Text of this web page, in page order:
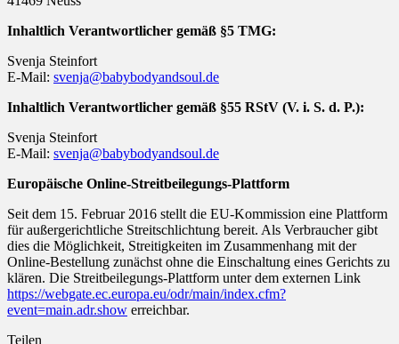
Inhaltlich Verantwortlicher gemäß §5 TMG:
Svenja Steinfort
E-Mail: svenja@babybodyandsoul.de
Inhaltlich Verantwortlicher gemäß §55 RStV (V. i. S. d. P.):
Svenja Steinfort
E-Mail: svenja@babybodyandsoul.de
Europäische Online-Streitbeilegungs-Plattform
Seit dem 15. Februar 2016 stellt die EU-Kommission eine Plattform
für außergerichtliche Streitschlichtung bereit. Als Verbraucher gibt
dies die Möglichkeit, Streitigkeiten im Zusammenhang mit der
Online-Bestellung zunächst ohne die Einschaltung eines Gerichts zu
klären. Die Streitbeilegungs-Plattform unter dem externen Link
https://webgate.ec.europa.eu/odr/main/index.cfm?
event=main.adr.show erreichbar.
Teilen